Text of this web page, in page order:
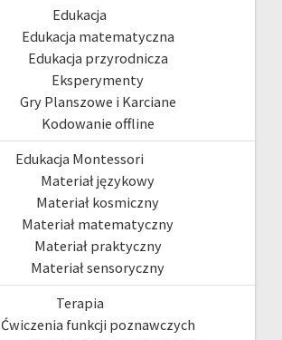
Edukacja
Edukacja matematyczna
Edukacja przyrodnicza
Eksperymenty
Gry Planszowe i Karciane
Kodowanie offline
Edukacja Montessori
Materiał językowy
Materiał kosmiczny
Materiał matematyczny
Materiał praktyczny
Materiał sensoryczny
Terapia
Ćwiczenia funkcji poznawczych